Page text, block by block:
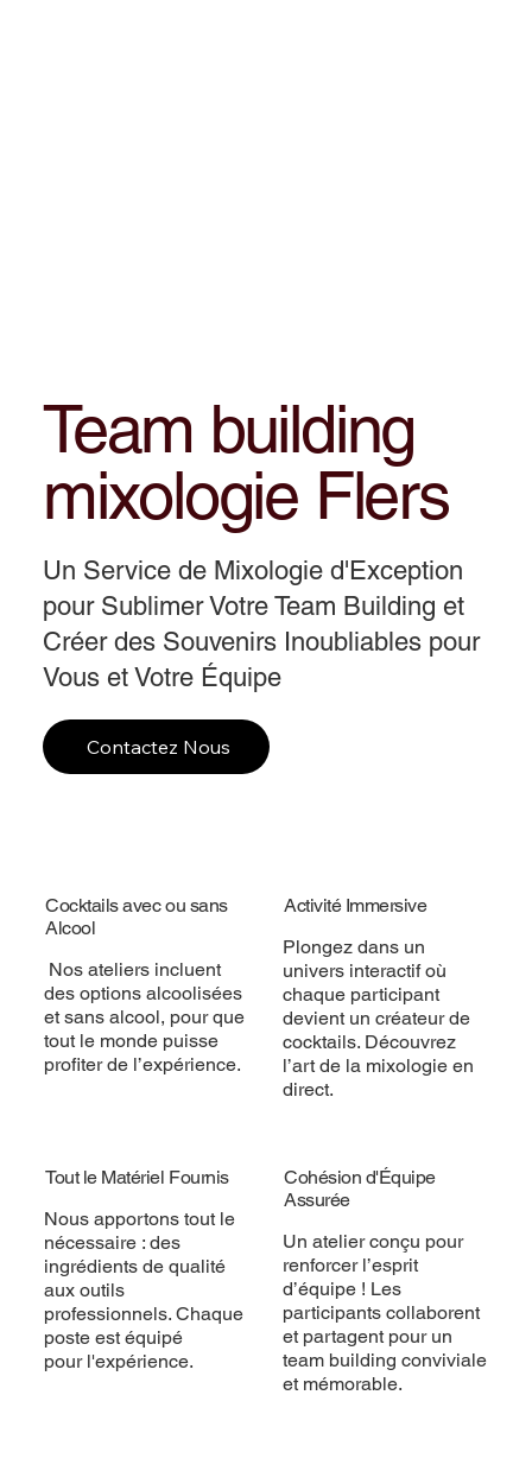
Team building
mixologie Flers
Un Service de Mixologie d'Exception
pour Sublimer Votre Team Building et
Créer des Souvenirs Inoubliables pour
Vous et Votre Équipe
Contactez Nous
Cocktails avec ou sans
Alcool
Nos ateliers incluent
des options alcoolisées
et sans alcool, pour que
tout le monde puisse
profiter de l’expérience.
Activité Immersive
Plongez dans un
univers interactif où
chaque participant
devient un créateur de
cocktails. Découvrez
l’art de la mixologie en
direct.
Tout le Matériel Fournis
Nous apportons tout le
nécessaire : des
ingrédients de qualité
aux outils
professionnels. Chaque
poste est équipé
pour l'expérience.
Cohésion d'Équipe
Assurée
Un atelier conçu pour
renforcer l’esprit
d’équipe ! Les
participants collaborent
et partagent pour un
team building conviviale
et mémorable.